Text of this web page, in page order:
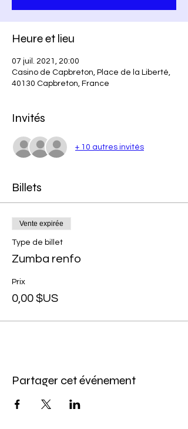
Heure et lieu
07 juil. 2021, 20:00
Casino de Capbreton, Place de la Liberté,
40130 Capbreton, France
Invités
+ 10 autres invités
Billets
Vente expirée
Type de billet
Zumba renfo
Prix
0,00 $US
Partager cet événement